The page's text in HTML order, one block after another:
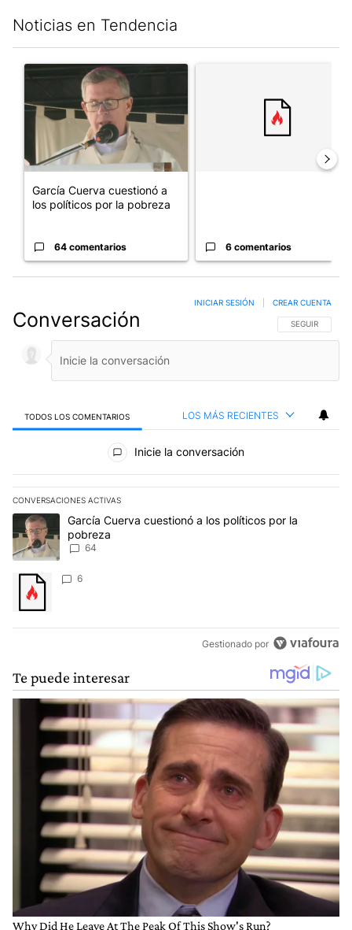
Noticias en Tendencia
Un artículo de tendencia con el título "García Cuerva
García Cuerva cuestionó a
los políticos por la pobreza
64 comentarios 6 comentarios
Conversación SIGA ESTA
SEGUIR
INICIAR SESIÓN CREAR CUENTA
TODOS LOS COMENTARIOS LOS MÁS RECIENTES
Todos los comentarios
Inicie la conversación
CONVERSACIONES ACTIVAS
Este listado muestra los artículos con más comentarios en los
Un artículo de tendencia con el título "García Cuerva cuestionó
García Cuerva cuestionó a los políticos por la
pobreza
64
Un artículo de tendencia con el título "" con 6 comentarios.
6
Gestionado por